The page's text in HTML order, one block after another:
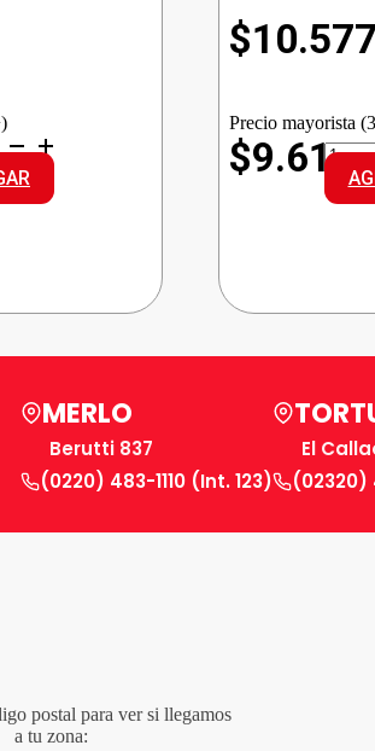
$10.577
Precio mayorista
$9.616
RAID
TAB.
MERLO
Berutti 837
(0220) 483-1110 (Int. 123)
El
(02320)
postal para ver si llegamos
a tu zona: